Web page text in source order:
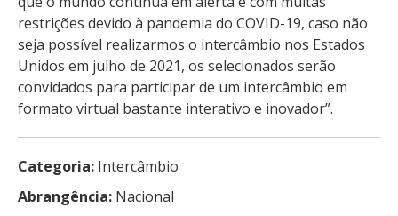
restrições devido à pandemia do COVID-19, caso não
seja possível realizarmos o intercâmbio nos Estados
Unidos em julho de 2021, os selecionados serão
convidados para participar de um intercâmbio em
formato virtual bastante interativo e inovador”.
Categoria: Intercâmbio
Abrangência: Nacional